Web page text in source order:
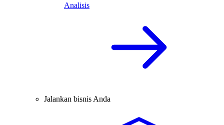
Analisis
Jalankan bisnis Anda